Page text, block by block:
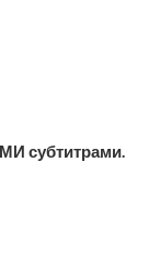
субтитрами.